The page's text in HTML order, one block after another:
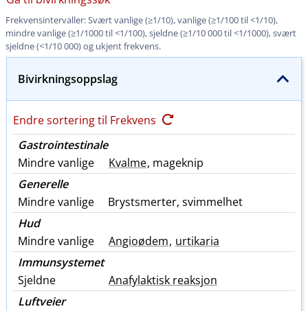
Frekvensintervaller: Svært vanlige (≥1​/​10), vanlige (≥1/100 til <1​/​10),
mindre vanlige (≥1/1000 til <1​/​100), sjeldne (≥1/10 000 til <1​/​1000), svært
sjeldne (<1/10 000) og ukjent frekvens.
Bivirkningsoppslag
Endre sortering til Frekvens
Gastrointestinale
Mindre vanlige
Kvalme, mageknip
Generelle
Mindre vanlige
Brystsmerter, svimmelhet
Hud
Mindre vanlige
Angioødem, urtikaria
Immunsystemet
Sjeldne
Anafylaktisk reaksjon
Luftveier